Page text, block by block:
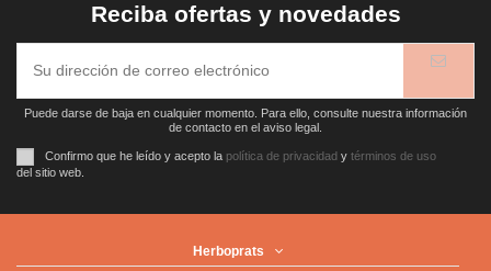
Reciba ofertas y novedades
Puede darse de baja en cualquier momento. Para ello, consulte nuestra información
de contacto en el aviso legal.
Confirmo que he leído y acepto la política de privacidad y términos de uso
del sitio web.
Herboprats